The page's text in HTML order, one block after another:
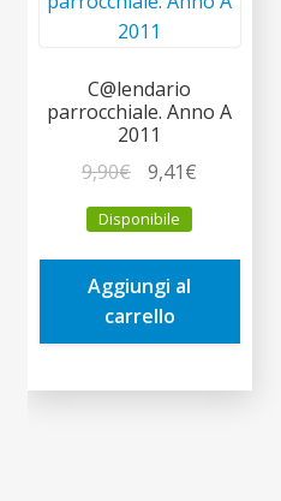
C@lendario
parrocchiale. Anno A
2011
9,90€
prezzo
originale
era:
9,90€.
9,41€
è:
Disponibile
Aggiungi al
carrello